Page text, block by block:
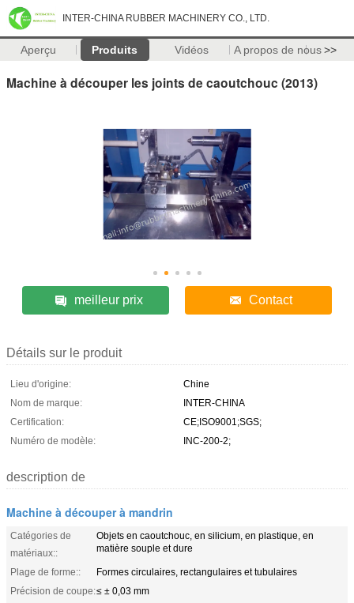
INTER-CHINA RUBBER MACHINERY CO., LTD.
Aperçu Produits Vidéos A propos de nous>>
Machine à découper les joints de caoutchouc (2013)
meilleur prix Contact
Détails sur le produit
Lieu d'origine:
Chine
Nom de marque:
INTER-CHINA
Certification:
CE;ISO9001;SGS;
Numéro de modèle:
INC-200-2;
description de
Machine à découper à mandrin
Catégories de
matériaux::
Objets en caoutchouc, en silicium, en plastique, en
matière souple et dure
Plage de forme::
Formes circulaires, rectangulaires et tubulaires
Précision de coupe:≤ ± 0,03 mm